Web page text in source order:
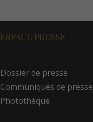
ESPACE PRESSE
Dossier de presse
Communiqués de presse
Photothèque